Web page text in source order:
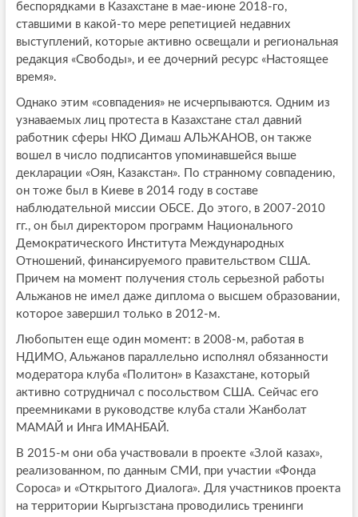
беспорядками в Казахстане в мае-июне 2018-го,
ставшими в какой-то мере репетицией недавних
выступлений, которые активно освещали и региональная
редакция «Свободы», и ее дочерний ресурс «Настоящее
время».
Однако этим «совпадения» не исчерпываются. Одним из
узнаваемых лиц протеста в Казахстане стал давний
работник сферы НКО Димаш АЛЬЖАНОВ, он также
вошел в число подписантов упоминавшейся выше
декларации «Оян, Казакстан». По странному совпадению,
он тоже был в Киеве в 2014 году в составе
наблюдательной миссии ОБСЕ. До этого, в 2007-2010
гг., он был директором программ Национального
Демократического Института Международных
Отношений, финансируемого правительством США.
Причем на момент получения столь серьезной работы
Альжанов не имел даже диплома о высшем образовании,
которое завершил только в 2012-м.
Любопытен еще один момент: в 2008-м, работая в
НДИМО, Альжанов параллельно исполнял обязанности
модератора клуба «Политон» в Казахстане, который
активно сотрудничал с посольством США. Сейчас его
преемниками в руководстве клуба стали Жанболат
МАМАЙ и Инга ИМАНБАЙ.
В 2015-м они оба участвовали в проекте «Злой казах»,
реализованном, по данным СМИ, при участии «Фонда
Сороса» и «Открытого Диалога». Для участников проекта
на территории Кыргызстана проводились тренинги